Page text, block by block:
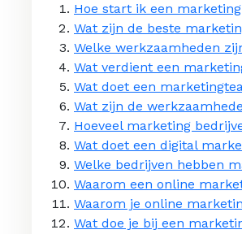
Hoe start ik een
Wat zijn de beste
Welke werkzaamheden
Wat verdient een
Wat doet een
Wat zijn de
Hoeveel marketing
Wat doet een digital
Welke bedrijven hebben
Waarom een online
Waarom je online
Wat doe je bij een